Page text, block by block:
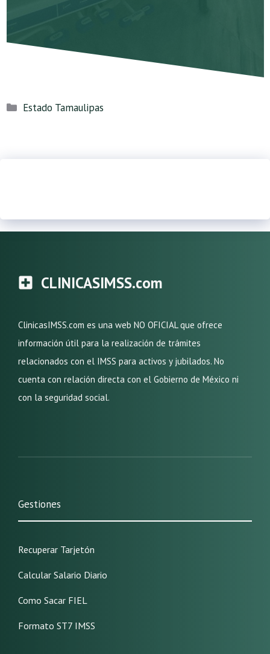
Categorías
Estado Tamaulipas
CLINICASIMSS.com
ClinicasIMSS.com es una web NO OFICIAL que ofrece
información útil para la realización de trámites
relacionados con el IMSS para activos y jubilados. No
cuenta con relación directa con el Gobierno de México ni
con la seguridad social.
Gestiones
Recuperar Tarjetón
Calcular Salario Diario
Como Sacar FIEL
Formato ST7 IMSS